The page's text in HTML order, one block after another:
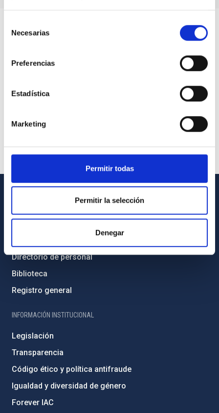
Necesarias
Preferencias
Estadística
Marketing
Permitir todas
Permitir la selección
Denegar
INFORMACIÓN GENERAL
Contacto
Directorio de personal
Biblioteca
Registro general
INFORMACIÓN INSTITUCIONAL
Legislación
Transparencia
Código ético y política antifraude
Igualdad y diversidad de género
Forever IAC